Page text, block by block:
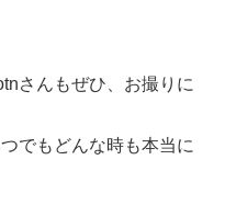
さんもぜひ、お撮りに
でもどんな時も本当に